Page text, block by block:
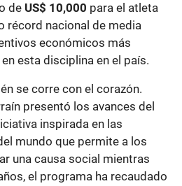
de US$ 10,000 para el atleta
récord nacional de media
económicos más
esta disciplina en el país.
se corre con el corazón.
presentó los avances del
inspirada en las
mundo que permite a los
una causa social mientras
el programa ha recaudado